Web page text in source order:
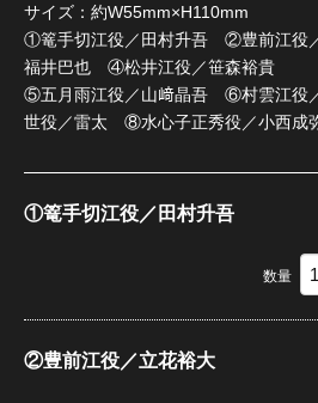
サイズ：約W55mm×H110mm
①篭手切江役／田村升吾 ②豊前江役
福井巴也 ④松井江役／笹森裕貴
⑤五月雨江役／山﨑晶吾 ⑥村雲江役
世役／雷太 ⑧水心子正秀役／小西成
①篭手切江役／田村升吾
数量
②豊前江役／立花裕大